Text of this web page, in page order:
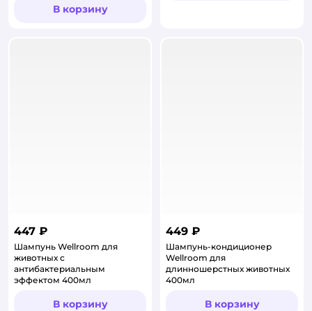
В корзину
447 ₽
Шампунь Wellroom для
животных с
антибактериальным
эффектом 400мл
В корзину
449 ₽
Шампунь-кондиционер
Wellroom для
длинношерстных животных
400мл
В корзину